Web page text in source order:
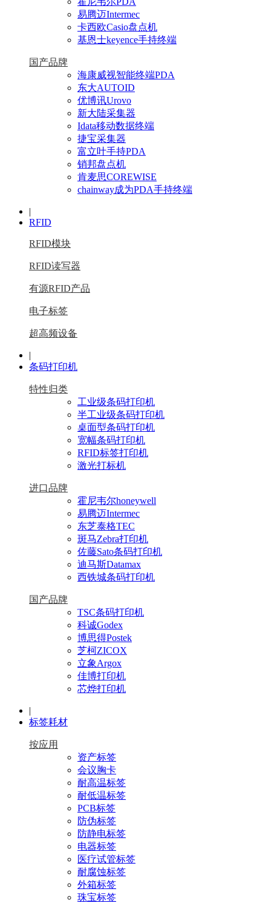
易腾迈Intermec
卡西欧Casio盘点机
基恩士keyence手持终端
国产品牌
海康威视智能终端PDA
东大AUTOID
优博讯Urovo
新大陆采集器
Idata移动数据终端
捷宝采集器
富立叶手持PDA
销邦盘点机
肯麦思COREWISE
chainway成为PDA手持终端
|
RFID
RFID模块
RFID读写器
有源RFID产品
电子标签
超高频设备
|
条码打印机
特性归类
工业级条码打印机
半工业级条码打印机
桌面型条码打印机
宽幅条码打印机
RFID标签打印机
激光打标机
进口品牌
霍尼韦尔honeywell
易腾迈Intermec
东芝泰格TEC
斑马Zebra打印机
佐藤Sato条码打印机
迪马斯Datamax
西铁城条码打印机
国产品牌
TSC条码打印机
科诚Godex
博思得Postek
芝柯ZICOX
立象Argox
佳博打印机
芯烨打印机
|
标签耗材
按应用
资产标签
会议胸卡
耐高温标签
耐低温标签
PCB标签
防伪标签
防静电标签
电器标签
医疗试管标签
耐腐蚀标签
外箱标签
珠宝标签